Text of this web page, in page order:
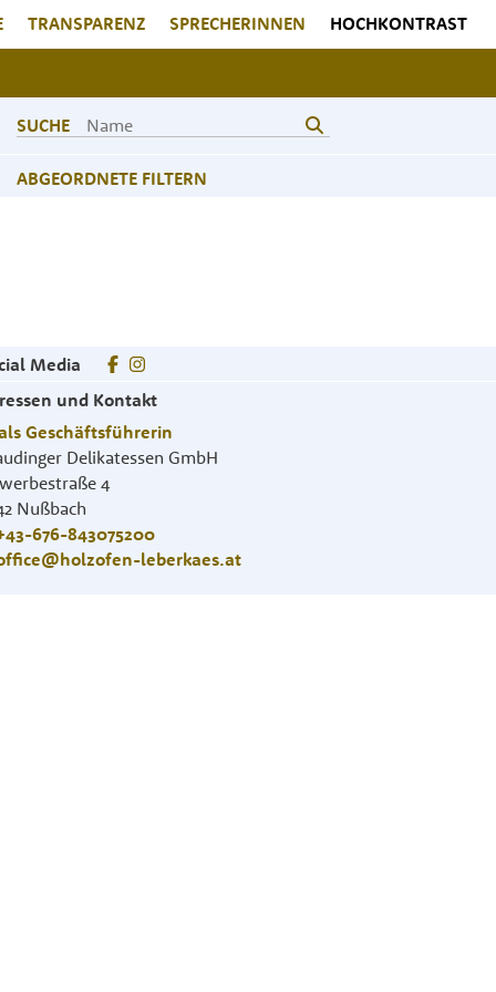
TRANSPARENZ SPRECHERINNEN HOCHKONTRAST
SUCHE
ABGEORDNETE FILTERN
Media
und Kontakt
Geschäftsführerin
Delikatessen GmbH
4
Nußbach
676-843075200
leberkaes.at